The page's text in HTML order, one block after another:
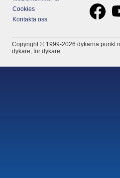
Cookies
Kontakta oss
Copyright © 1999-2026 dykarna punkt
dykare, för dykare.